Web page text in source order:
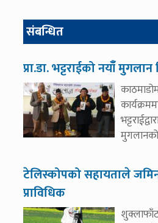
संबन्धित
प्रा.डा. भट्टराईको नयाँँ
टेलिस्कोपको सहायताले
प्राविधिक